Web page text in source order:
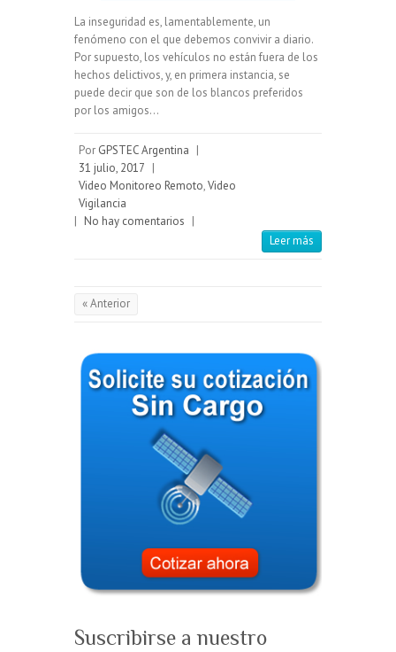
La inseguridad es, lamentablemente, un
fenómeno con el que debemos convivir a diario.
Por supuesto, los vehículos no están fuera de los
hechos delictivos, y, en primera instancia, se
puede decir que son de los blancos preferidos
por los amigos…
Por GPSTEC Argentina |
31 julio, 2017 |
Video Monitoreo Remoto,Video
Vigilancia
| No hay comentarios |
Leer más
« Anterior
Suscribirse a nuestro